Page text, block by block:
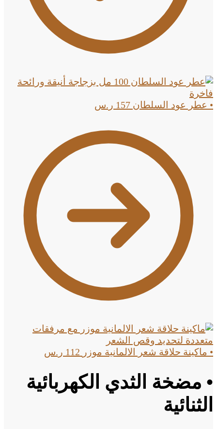
• عطر عود السلطان 157 ر.س
• ماكينة حلاقة شعر الالمانية موزر 112 ر.س
• مضخة الثدي الكهربائية
الثنائية